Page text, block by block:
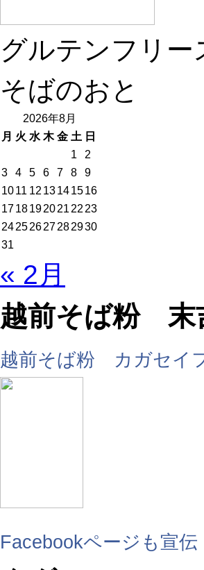
グルテンフリー
そばのおと
2026年8月
月 火 水 木 金 土 日
1
2
3
4 5 6 7 8
9
1011 12 13141516
1718192021 22 23
24252627282930
31
« 2月
越前そば粉 末
越前そば粉 カガセイ
Facebookページも宣伝